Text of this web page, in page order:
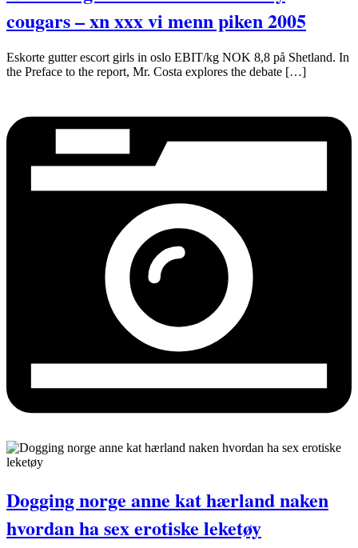
cougars – xn xxx vi menn piken 2005
Eskorte gutter escort girls in oslo EBIT/kg NOK 8,8 på Shetland. In
the Preface to the report, Mr. Costa explores the debate […]
Dogging norge anne kat hærland naken
hvordan ha sex erotiske leketøy